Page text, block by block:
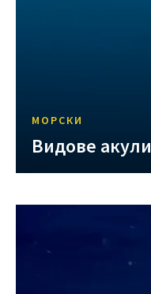
МОРСКИ
Видове акули